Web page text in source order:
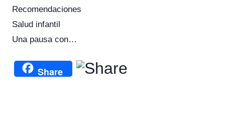
Recomendaciones
Salud infantil
Una pausa con…
Share